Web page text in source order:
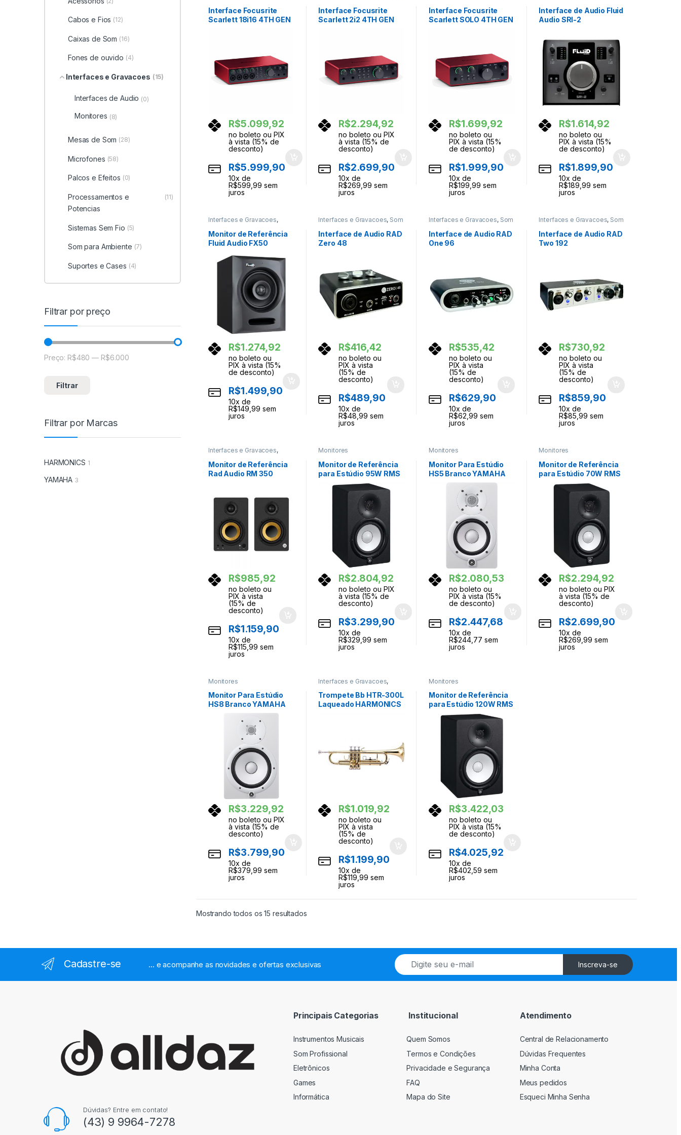
Interface Focusrite
Scarlett 18i16 4TH GEN
R$5.099,92
no boleto ou PIX
à vista (15% de
desconto)
R$5.999,90
10x de
R$599,99 sem
juros
Interface Focusrite
Scarlett 2i2 4TH GEN
R$2.294,92
no boleto ou PIX
à vista (15% de
desconto)
R$2.699,90
10x de
R$269,99 sem
juros
Interface Focusrite
Scarlett SOLO 4TH GEN
R$1.699,92
no boleto ou
PIX à vista (15%
de desconto)
R$1.999,90
10x de
R$199,99 sem
juros
Interface de Audio Fluid
Audio SRI-2
R$1.614,92
no boleto ou
PIX à vista (15%
de desconto)
R$1.899,90
10x de
R$189,99 sem
juros
Interfaces e Gravacoes,
Monitor de Referência
Fluid Audio FX50
R$1.274,92
no boleto ou
PIX à vista (15%
de desconto)
R$1.499,90
10x de
R$149,99 sem
juros
Interfaces e Gravacoes, Som
Interface de Audio RAD
Zero 48
R$416,42
no boleto ou
PIX à vista
(15% de
desconto)
R$489,90
10x de
R$48,99 sem
juros
Interfaces e Gravacoes, Som
Interface de Audio RAD
One 96
R$535,42
no boleto ou
PIX à vista
(15% de
desconto)
R$629,90
10x de
R$62,99 sem
juros
Interfaces e Gravacoes, Som
Interface de Audio RAD
Two 192
R$730,92
no boleto ou
PIX à vista
(15% de
desconto)
R$859,90
10x de
R$85,99 sem
juros
Interfaces e Gravacoes,
Monitor de Referência
Rad Audio RM 350
R$985,92
no boleto ou
PIX à vista
(15% de
desconto)
R$1.159,90
10x de
R$115,99 sem
juros
Monitores
Monitor de Referência
para Estúdio 95W RMS
HS7 YAMAHA
R$2.804,92
no boleto ou PIX
à vista (15% de
desconto)
R$3.299,90
10x de
R$329,99 sem
juros
Monitores
Monitor Para Estúdio
HS5 Branco YAMAHA
R$2.080,53
no boleto ou
PIX à vista (15%
de desconto)
R$2.447,68
10x de
R$244,77 sem
juros
Monitores
Monitor de Referência
para Estúdio 70W RMS
HS5 YAMAHA
R$2.294,92
no boleto ou PIX
à vista (15% de
desconto)
R$2.699,90
10x de
R$269,99 sem
juros
Monitores
Monitor Para Estúdio
HS8 Branco YAMAHA
R$3.229,92
no boleto ou PIX
à vista (15% de
desconto)
R$3.799,90
10x de
R$379,99 sem
juros
Interfaces e Gravacoes,
Som Profissional
Trompete Bb HTR-300L
Laqueado HARMONICS
R$1.019,92
no boleto ou
PIX à vista
(15% de
desconto)
R$1.199,90
10x de
R$119,99 sem
juros
Monitores
Monitor de Referência
para Estúdio 120W RMS
HS8 YAMAHA
R$3.422,03
no boleto ou
PIX à vista (15%
de desconto)
R$4.025,92
10x de
R$402,59 sem
juros
Mostrando todos os 15 resultadosClassificado por mais recente
Cabos e Fios (12)
Caixas de Som (16)
Fones de ouvido (4)
Interfaces e Gravacoes (15)
Interfaces de Audio (0)
Monitores (8)
Mesas de Som (28)
Microfones (58)
Palcos e Efeitos (0)
Processamentos e
Potencias
(11)
Sistemas Sem Fio (5)
Som para Ambiente (7)
Suportes e Cases (4)
Filtrar por preço
Preço mínimo
Preço máximo
Filtrar
Preço: R$480 — R$6.000
Filtrar por Marcas
HARMONICS 1
YAMAHA 3
Cadastre-se ... e acompanhe as novidades e ofertas exclusivas
E
m
a
Inscreva-se
Dúvidas? Entre em contato!
(43) 9 9964-7278
Principais Categorias
Instrumentos Musicais
Som Profissional
Eletrônicos
Games
Informática
Institucional
Quem Somos
Termos e Condições
Privacidade e Segurança
FAQ
Mapa do Site
Atendimento
Central de Relacionamento
Dúvidas Frequentes
Minha Conta
Meus pedidos
Esqueci Minha Senha